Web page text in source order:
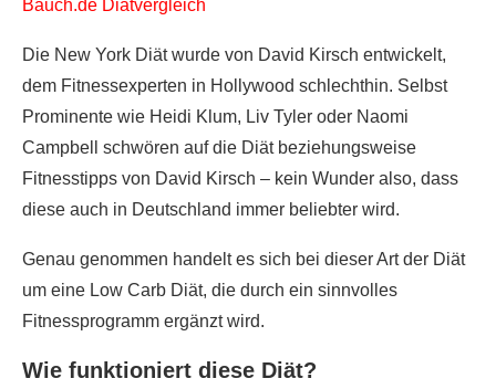
Bauch.de Diätvergleich
Die New York Diät wurde von David Kirsch entwickelt,
dem Fitnessexperten in Hollywood schlechthin. Selbst
Prominente wie Heidi Klum, Liv Tyler oder Naomi
Campbell schwören auf die Diät beziehungsweise
Fitnesstipps von David Kirsch – kein Wunder also, dass
diese auch in Deutschland immer beliebter wird.
Genau genommen handelt es sich bei dieser Art der Diät
um eine Low Carb Diät, die durch ein sinnvolles
Fitnessprogramm ergänzt wird.
Wie funktioniert diese Diät?